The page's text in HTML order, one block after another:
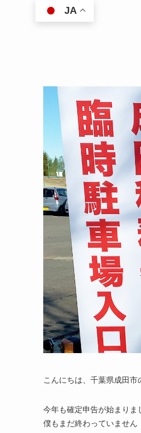
JA
こんにちは、千葉県成田市
今年も確定申告が始まりま
僕もまだ終わっていません